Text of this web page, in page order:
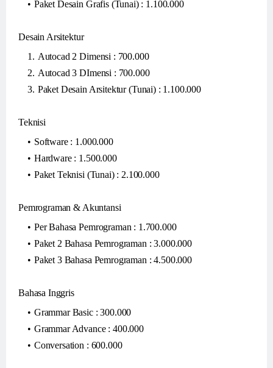
Paket Desain Grafis (Tunai) : 1.100.000
Desain Arsitektur
Autocad 2 Dimensi : 700.000
Autocad 3 DImensi : 700.000
Paket Desain Arsitektur (Tunai) : 1.100.000
Teknisi
Software : 1.000.000
Hardware : 1.500.000
Paket Teknisi (Tunai) : 2.100.000
Pemrograman & Akuntansi
Per Bahasa Pemrograman : 1.700.000
Paket 2 Bahasa Pemrograman : 3.000.000
Paket 3 Bahasa Pemrograman : 4.500.000
Bahasa Inggris
Grammar Basic : 300.000
Grammar Advance : 400.000
Conversation : 600.000